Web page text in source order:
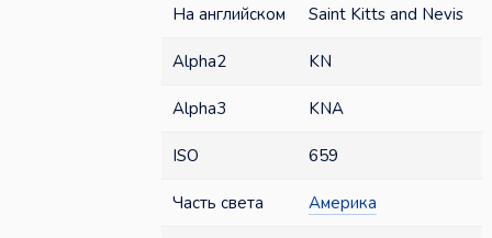
На английском Saint Kitts and Nevis
Alpha2 KN
Alpha3 KNA
ISO 659
Часть света Америка